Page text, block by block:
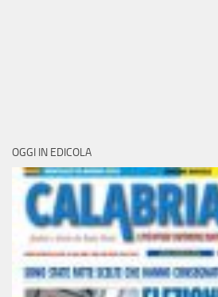
OGGI IN EDICOLA